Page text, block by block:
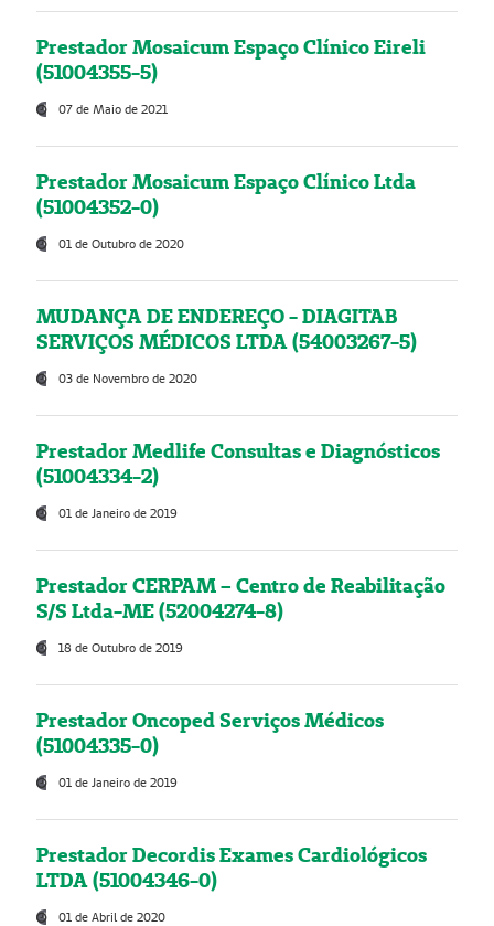
Prestador Mosaicum Espaço Clínico Eireli
(51004355-5)
07 de Maio de 2021
Prestador Mosaicum Espaço Clínico Ltda
(51004352-0)
01 de Outubro de 2020
MUDANÇA DE ENDEREÇO - DIAGITAB
SERVIÇOS MÉDICOS LTDA (54003267-5)
03 de Novembro de 2020
Prestador Medlife Consultas e Diagnósticos
(51004334-2)
01 de Janeiro de 2019
Prestador CERPAM – Centro de Reabilitação
S/S Ltda-ME (52004274-8)
18 de Outubro de 2019
Prestador Oncoped Serviços Médicos
(51004335-0)
01 de Janeiro de 2019
Prestador Decordis Exames Cardiológicos
LTDA (51004346-0)
01 de Abril de 2020